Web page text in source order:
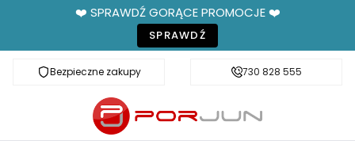
❤️ SPRAWDŹ GORĄCE PROMOCJE ❤️
SPRAWDŹ
Bezpieczne zakupy Fachowe doradztwo
730 828 555